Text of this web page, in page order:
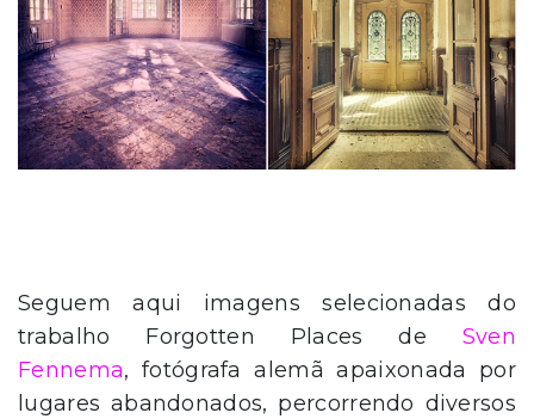
Seguem aqui imagens selecionadas do
trabalho Forgotten Places de Sven
Fennema, fotógrafa alemã apaixonada por
lugares abandonados, percorrendo diversos